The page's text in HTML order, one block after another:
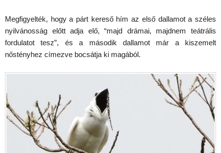
Megfigyelték, hogy a párt kereső hím az első dallamot a széles
nyilvánosság előtt adja elő, “majd drámai, majdnem teátrális
fordulatot tesz”, és a második dallamot már a kiszemelt
nőstényhez címezve bocsátja ki magából.